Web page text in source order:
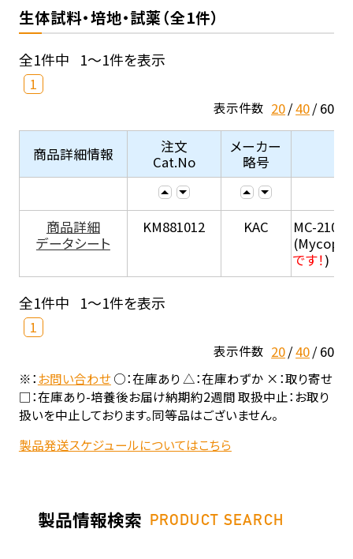
生体試料・培地・試薬（全1件）
全1件中 1～1件を表示
1
表示件数 20 40 60
商品詳細情報
注文
Cat.No
メーカー
略号
商品詳細
データシート
KM881012 KAC
MC-210 (
です！)
全1件中 1～1件を表示
1
表示件数 20 40 60
※：お問い合わせ○：在庫あり △：在庫わずか ×：取り寄せ
□：在庫あり-培養後お届け納期約2週間 取扱中止：お取り
扱いを中止しております。同等品はございません。
製品発送スケジュールについてはこちら
製品情報検索 PRODUCT SEARCH